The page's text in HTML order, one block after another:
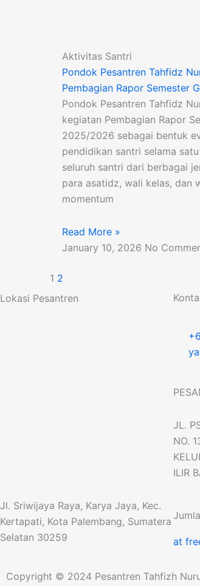
Aktivitas Santri
Pondok Pesantren Tahfidz
Pembagian Rapor Semester
Pondok Pesantren Tahfidz
kegiatan Pembagian Rapor
2025/2026 sebagai bentuk
pendidikan santri selama
seluruh santri dari berbagai
para asatidz, wali kelas, dan
momentum
Read More »
January 10, 2026 No
1 2
Lokasi Pesantren
Jl. Sriwijaya Raya, Karya Jaya, Kec.
Kertapati, Kota Palembang, Sumatera
Selatan 30259
JL.
NO.
ILIR
at
Copyright © 2024 Pesantren Tahfizh